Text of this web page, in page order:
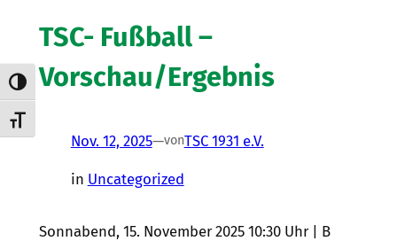
Umschalten auf hohe Kontraste
Schrift vergrößern
TSC- Fußball –
Vorschau/Ergebnis
Nov. 12, 2025—vonTSC 1931 e.V.
in Uncategorized
Sonnabend, 15. November 2025 10:30 Uhr | B